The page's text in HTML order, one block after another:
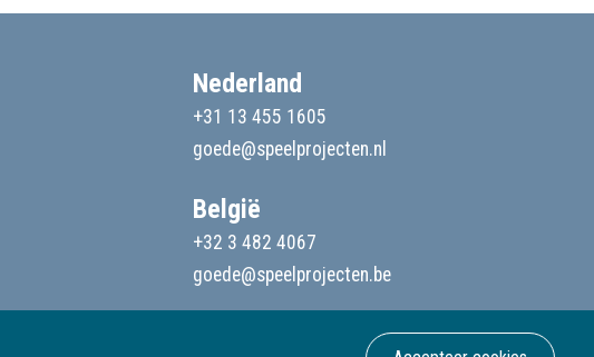
Nederland
+31 13 455 1605
goede@speelprojecten.nl
België
+32 3 482 4067
goede@speelprojecten.be